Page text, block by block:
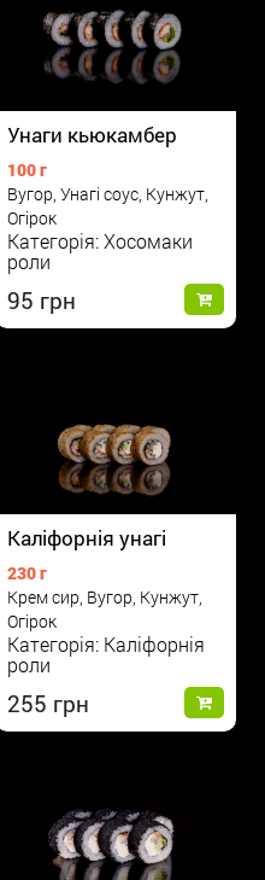
Унаги кьюкамбер
100 г
Вугор, Унагі соус, Кунжут,
Огірок
Категорія: Хосомаки
роли
95
Каліфорнія унагі
230 г
Крем сир, Вугор, Кунжут,
Огірок
Категорія: Каліфорнія
роли
255